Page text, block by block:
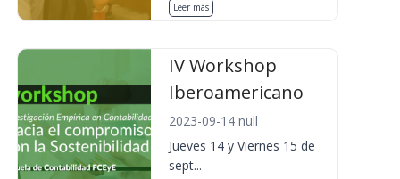
Leer más
IV Workshop
Iberoamericano
2023-09-14 null
Jueves 14 y Viernes 15 de
sept...